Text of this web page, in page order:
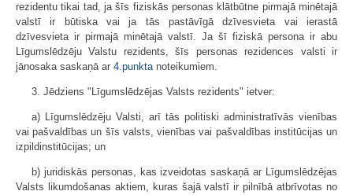
rezidentu tikai tad, ja šīs fiziskās personas klātbūtne pirmajā minētajā
valstī ir būtiska vai ja tās pastāvīgā dzīvesvieta vai ierastā
dzīvesvieta ir pirmajā minētajā valstī. Ja šī fiziskā persona ir abu
Līgumslēdzēju Valstu rezidents, šīs personas rezidences valsti ir
jānosaka saskaņā ar 4.punktanoteikumiem.
3. Jēdziens "Līgumslēdzējas Valsts rezidents" ietver:
a) Līgumslēdzēju Valsti, arī tās politiski administratīvās vienības
vai pašvaldības un šīs valsts, vienības vai pašvaldības institūcijas un
izpildinstitūcijas; un
b) juridiskās personas, kas izveidotas saskaņā ar Līgumslēdzējas
Valsts likumdošanas aktiem, kuras šajā valstī ir pilnībā atbrīvotas no